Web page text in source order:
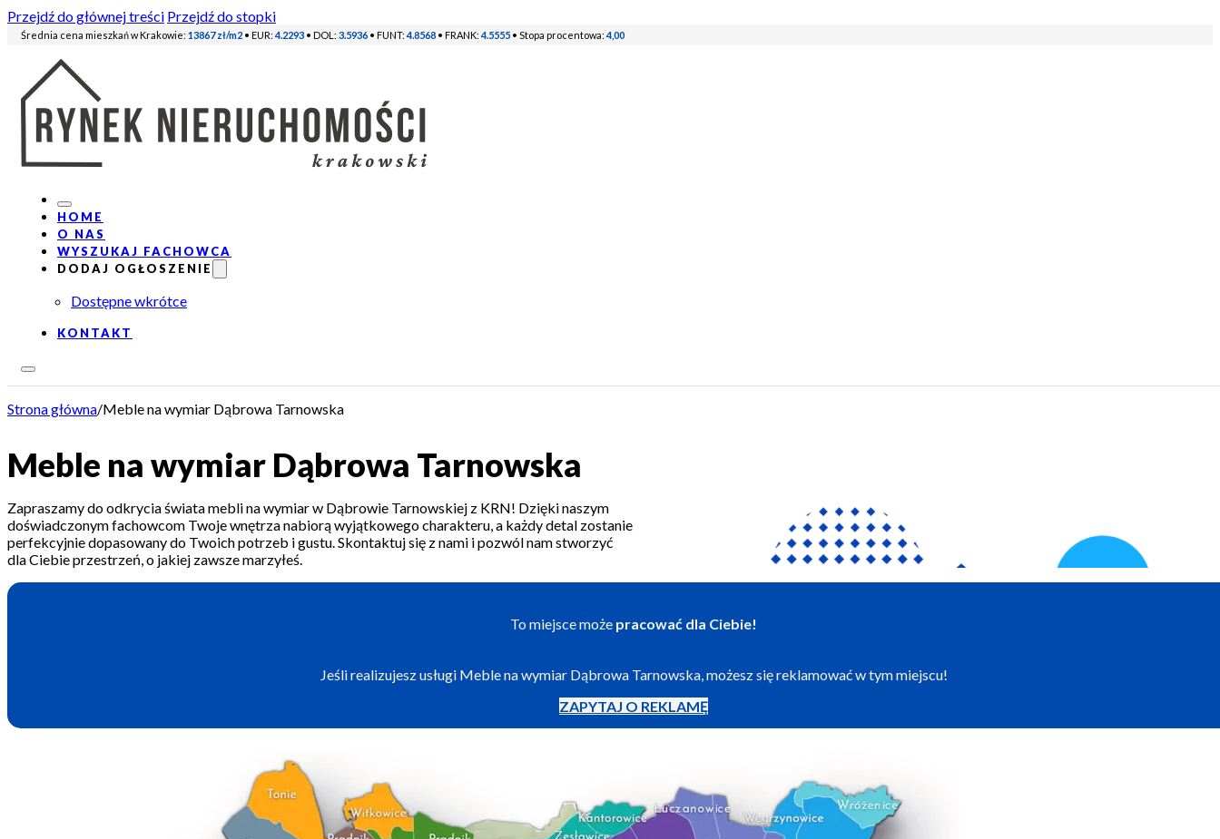
Przejdź do głównej treści Przejdź do stopki
Średnia cena mieszkań w Krakowie: 13867 zł/m2 • EUR: 4.2293 • DOL: 3.5936 • FUNT: 4.8568 • FRANK: 4.5555 • Stopa procentowa: 4,00
HOME
O NAS
WYSZUKAJ FACHOWCA
DODAJ OGŁOSZENIE
Dostępne wkrótce
KONTAKT
Strona główna/Meble na wymiar Dąbrowa Tarnowska
Meble na wymiar Dąbrowa Tarnowska
Zapraszamy do odkrycia świata mebli na wymiar w Dąbrowie Tarnowskiej z KRN! Dzięki naszym
doświadczonym fachowcom Twoje wnętrza nabiorą wyjątkowego charakteru, a każdy detal zostanie
perfekcyjnie dopasowany do Twoich potrzeb i gustu. Skontaktuj się z nami i pozwól nam stworzyć
dla Ciebie przestrzeń, o jakiej zawsze marzyłeś.
To miejsce może pracować dla Ciebie!
Jeśli realizujesz usługi Meble na wymiar Dąbrowa Tarnowska, możesz się reklamować w tym miejscu!
ZAPYTAJ O REKLAMĘ